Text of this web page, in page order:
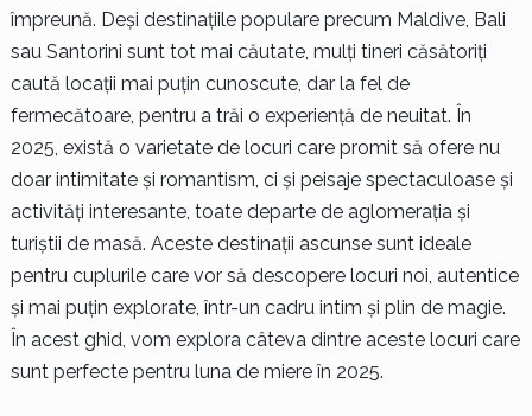
împreună. Deși destinațiile populare precum Maldive, Bali
sau Santorini sunt tot mai căutate, mulți tineri căsătoriți
caută locații mai puțin cunoscute, dar la fel de
fermecătoare, pentru a trăi o experiență de neuitat. În
2025, există o varietate de locuri care promit să ofere nu
doar intimitate și romantism, ci și peisaje spectaculoase și
activități interesante, toate departe de aglomerația și
turiștii de masă. Aceste destinații ascunse sunt ideale
pentru cuplurile care vor să descopere locuri noi, autentice
și mai puțin explorate, într-un cadru intim și plin de magie.
În acest ghid, vom explora câteva dintre aceste locuri care
sunt perfecte pentru luna de miere în 2025.